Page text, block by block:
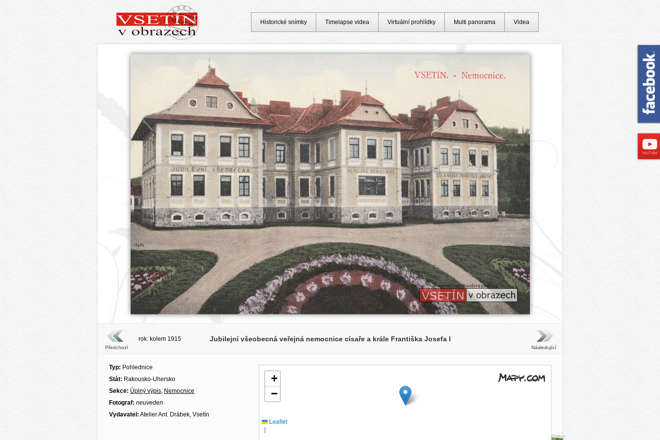
Předchozí
rok: kolem 1915 Jubilejní všeobecná veřejná nemocnice císaře a krále Františka Josefa I
Následující
Typ: Pohlednice
Stát: Rakousko-Uhersko
Sekce: Úplný výpis, Nemocnice
Fotograf: neuveden
Vydavatel: Atelier Ant. Drábek, Vsetín
+
−
Leaflet
|
Historické snímky Timelapse videa Virtuální prohlídky Multi panorama Videa